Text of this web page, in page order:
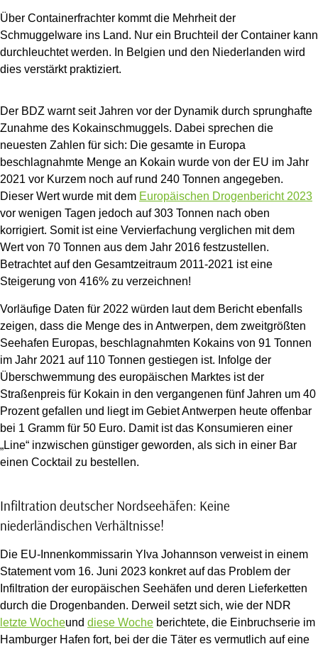
Über Containerfrachter kommt die Mehrheit der
Schmuggelware ins Land. Nur ein Bruchteil der Container kann
durchleuchtet werden. In Belgien und den Niederlanden wird
dies verstärkt praktiziert.
Der BDZ warnt seit Jahren vor der Dynamik durch sprunghafte
Zunahme des Kokainschmuggels. Dabei sprechen die
neuesten Zahlen für sich: Die gesamte in Europa
beschlagnahmte Menge an Kokain wurde von der EU im Jahr
2021 vor Kurzem noch auf rund 240 Tonnen angegeben.
Dieser Wert wurde mit dem Europäischen Drogenbericht 2023
vor wenigen Tagen jedoch auf 303 Tonnen nach oben
korrigiert. Somit ist eine Vervierfachung verglichen mit dem
Wert von 70 Tonnen aus dem Jahr 2016 festzustellen.
Betrachtet auf den Gesamtzeitraum 2011-2021 ist eine
Steigerung von 416% zu verzeichnen!
Vorläufige Daten für 2022 würden laut dem Bericht ebenfalls
zeigen, dass die Menge des in Antwerpen, dem zweitgrößten
Seehafen Europas, beschlagnahmten Kokains von 91 Tonnen
im Jahr 2021 auf 110 Tonnen gestiegen ist. Infolge der
Überschwemmung des europäischen Marktes ist der
Straßenpreis für Kokain in den vergangenen fünf Jahren um 40
Prozent gefallen und liegt im Gebiet Antwerpen heute offenbar
bei 1 Gramm für 50 Euro. Damit ist das Konsumieren einer
„Line“ inzwischen günstiger geworden, als sich in einer Bar
einen Cocktail zu bestellen.
Infiltration deutscher Nordseehäfen: Keine
niederländischen Verhältnisse!
Die EU-Innenkommissarin Ylva Johannson verweist in einem
Statement vom 16. Juni 2023 konkret auf das Problem der
Infiltration der europäischen Seehäfen und deren Lieferketten
durch die Drogenbanden. Derweil setzt sich, wie der NDR
letzte Wocheund diese Woche berichtete, die Einbruchserie im
Hamburger Hafen fort, bei der die Täter es vermutlich auf eine